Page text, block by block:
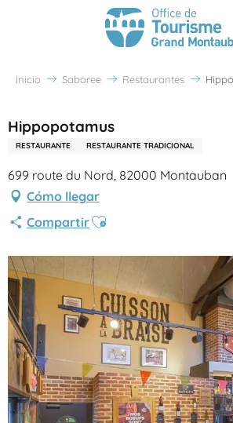
Inicio Saboree Restaurantes
Hippopotamus
RESTAURANTE RESTAURANTE TRADICIONAL
699 route du Nord, 82000 Montauban
Cómo llegar
CompartirAjouter aux favoris